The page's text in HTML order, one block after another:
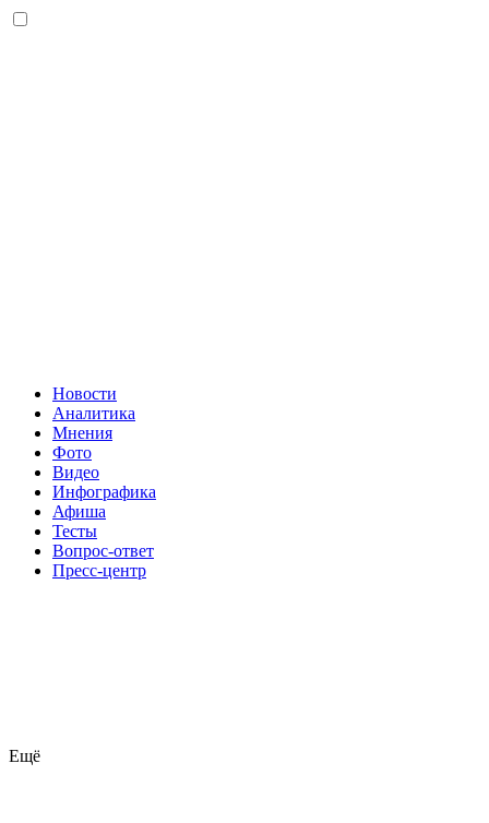
Новости
Аналитика
Мнения
Фото
Видео
Инфографика
Афиша
Тесты
Вопрос-ответ
Пресс-центр
Ещё